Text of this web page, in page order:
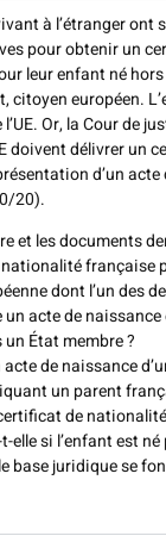
à l’étranger ont
pour obtenir un
leur enfant né hors
citoyen européen.
Or, la Cour de
doivent délivrer un
d’un acte
20).
et les documents
française
dont l’un des
acte de
État membre ?
de naissance
un parent
de
elle si l’enfant est
base juridique se